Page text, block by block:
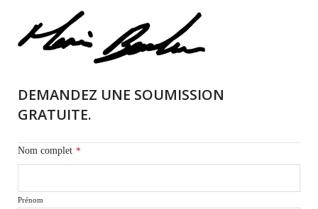
DEMANDEZ UNE SOUMISSION
GRATUITE.
Nom complet *
Prénom